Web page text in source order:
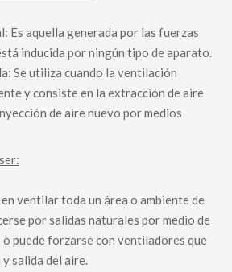
Es aquella generada por las fuerzas
inducida por ningún tipo de aparato.
Se utiliza cuando la ventilación
y consiste en la extracción de aire
de aire nuevo por medios
ventilar toda un área o ambiente de
por salidas naturales por medio de
puede forzarse con ventiladores que
salida del aire.